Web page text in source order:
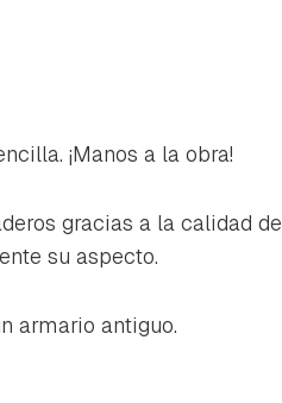
¡Manos a la obra!
gracias a la calidad de
su aspecto.
armario antiguo.